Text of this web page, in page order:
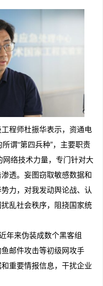
程师杜振华表示，资通电
谓“第四兵种”，主要职责
络技术力量，专门针对大
透。妄图窃取敏感数据和
力，对我发动舆论战、认
乱社会秩序，阻挠国家统
年来伪装成数个黑客组
邮件攻击等初级网攻手
重要情报信息，干扰企业